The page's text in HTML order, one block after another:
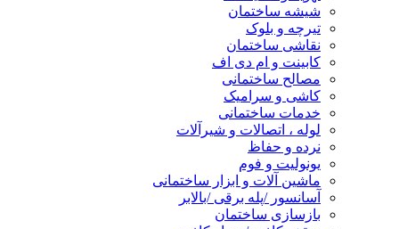
شیشه ساختمان
تیرچه و بلوک
نقاشی ساختمان
کابینت و ام دی اف
مصالح ساختمانی
کاشی و سرامیک
خدمات ساختمانی
لوله ، اتصالات و شیرآلات
نرده و حفاظ
یونولیت و فوم
ماشین آلات و ابزار ساختمانی
آسانسور /پله برقی /بالابر
بازسازی ساختمان